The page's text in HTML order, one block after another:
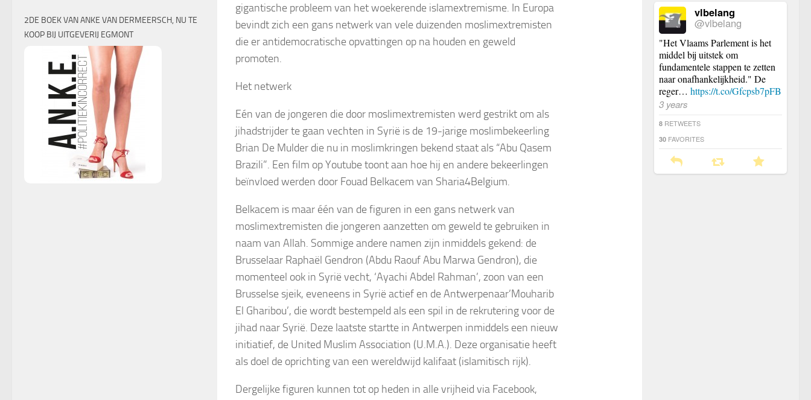
gigantische probleem van het woekerende islamextremisme. In Europa
bevindt zich een gans netwerk van vele duizenden moslimextremisten
die er antidemocratische opvattingen op na houden en geweld
promoten.
Het netwerk
Eén van de jongeren die door moslimextremisten werd gestrikt om als
jihadstrijder te gaan vechten in Syrië is de 19-jarige moslimbekeerling
Brian De Mulder die nu in moslimkringen bekend staat als “Abu Qasem
Brazili”. Een film op Youtube toont aan hoe hij en andere bekeerlingen
beïnvloed werden door Fouad Belkacem van Sharia4Belgium.
Belkacem is maar één van de figuren in een gans netwerk van
moslimextremisten die jongeren aanzetten om geweld te gebruiken in
naam van Allah. Sommige andere namen zijn inmiddels gekend: de
Brusselaar Raphaël Gendron (Abdu Raouf Abu Marwa Gendron), die
momenteel ook in Syrië vecht, ‘Ayachi Abdel Rahman’, zoon van een
Brusselse sjeik, eveneens in Syrië actief en de Antwerpenaar’Mouharib
El Gharibou’, die wordt bestempeld als een spil in de rekrutering voor de
jihad naar Syrië. Deze laatste startte in Antwerpen inmiddels een nieuw
initiatief, de United Muslim Association (U.M.A.). Deze organisatie heeft
als doel de oprichting van een wereldwijd kalifaat (islamitisch rijk).
Dergelijke figuren kunnen tot op heden in alle vrijheid via Facebook,
2DE BOEK VAN ANKE VAN DERMEERSCH, NU TE
KOOP BIJ UITGEVERIJ EGMONT
vlbelang
@vlbelang
"Het Vlaams Parlement is het
middel bij uitstek om
fundamentele stappen te zetten
naar onafhankelijkheid." De
reger… https://t.co/Gfcpsb7pFB
3 years
8 RETWEETS
30 FAVORITES